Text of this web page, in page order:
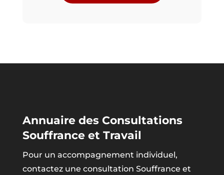
Annuaire des Consultations
Souffrance et Travail
Pour un accompagnement individuel,
contactez une consultation Souffrance et